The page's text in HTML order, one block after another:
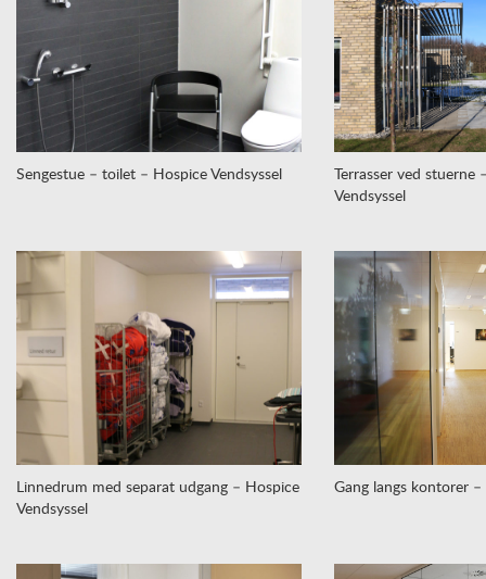
Sengestue – toilet – Hospice Vendsyssel
Terrasser ved stuerne
Vendsyssel
Linnedrum med separat udgang – Hospice
Vendsyssel
Gang langs kontorer –